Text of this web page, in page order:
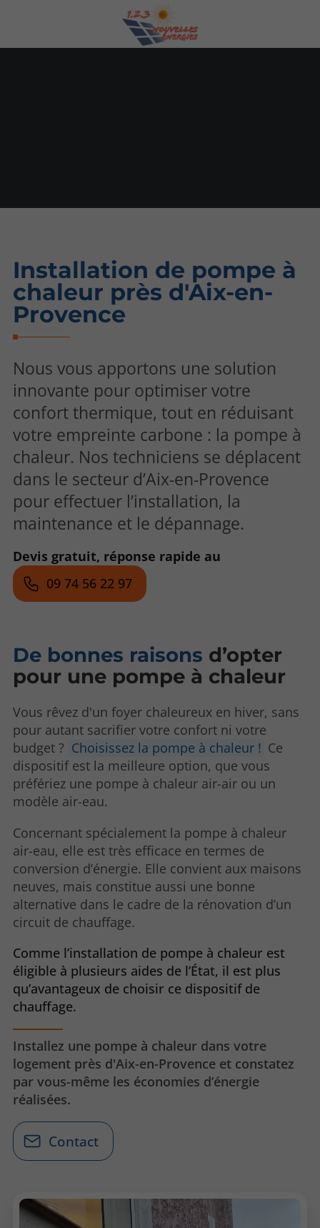
Installation de pompe à
chaleur près d'Aix-en-
Provence
Nous vous apportons une solution
innovante pour optimiser votre
confort thermique, tout en réduisant
votre empreinte carbone : la pompe à
chaleur. Nos techniciens se déplacent
dans le secteur d’Aix-en-Provence
pour effectuer l’installation, la
maintenance et le dépannage.
Devis gratuit, réponse rapide au
09 74 56 22 97
De bonnes raisons d’opter
pour une pompe à chaleur
Vous rêvez d'un foyer chaleureux en hiver, sans
pour autant sacrifier votre confort ni votre
budget ? Choisissez la pompe à chaleur ! Ce
dispositif est la meilleure option, que vous
préfériez une pompe à chaleur air-air ou un
modèle air-eau.
Concernant spécialement la pompe à chaleur
air-eau, elle est très efficace en termes de
conversion d’énergie. Elle convient aux maisons
neuves, mais constitue aussi une bonne
alternative dans le cadre de la rénovation d’un
circuit de chauffage.
Comme l’installation de pompe à chaleur est
éligible à plusieurs aides de l’État, il est plus
qu’avantageux de choisir ce dispositif de
chauffage.
Installez une pompe à chaleur dans votre
logement près d'Aix-en-Provence et constatez
par vous-même les économies d’énergie
réalisées.
Contact